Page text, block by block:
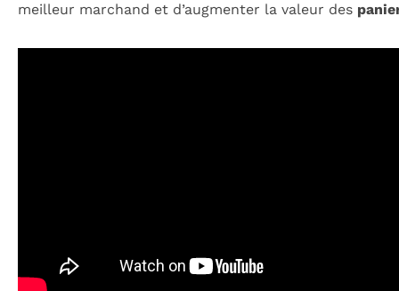
meilleur marchand et d’augmenter la valeur des